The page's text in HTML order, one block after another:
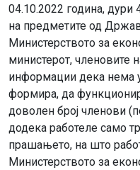
04.10.2022 година,
на предметите од
Министерството за
министерот, членовите
информации дека нема
формира, да
доволен број членови
додека работеле само
прашањето, на што
Министерството за